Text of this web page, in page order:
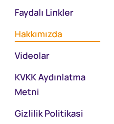
Faydalı Linkler
Hakkımızda
Videolar
KVKK Aydınlatma
Metni
Gizlilik Politikasi